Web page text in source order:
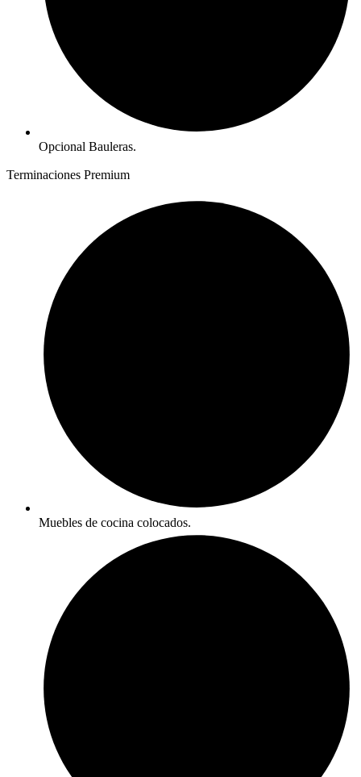
Opcional Bauleras.
Terminaciones Premium
Muebles de cocina colocados.